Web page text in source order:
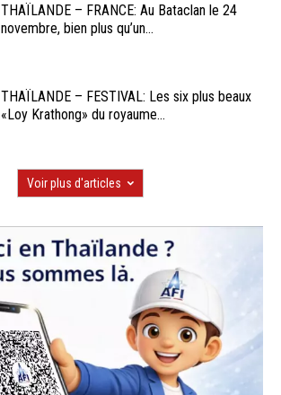
THAÏLANDE – FRANCE: Au Bataclan le 24
novembre, bien plus qu’un...
THAÏLANDE – FESTIVAL: Les six plus beaux
«Loy Krathong» du royaume...
Voir plus d'articles